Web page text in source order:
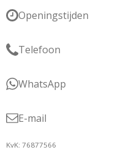
Openingstijden
Telefoon
WhatsApp
E-mail
KvK: 76877566